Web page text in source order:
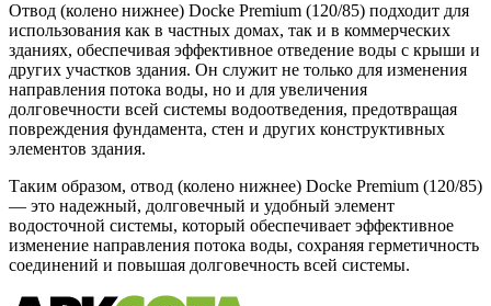
Отвод (колено нижнее) Docke Premium (120/85) подходит для
использования как в частных домах, так и в коммерческих
зданиях, обеспечивая эффективное отведение воды с крыши и
других участков здания. Он служит не только для изменения
направления потока воды, но и для увеличения
долговечности всей системы водоотведения, предотвращая
повреждения фундамента, стен и других конструктивных
элементов здания.
Таким образом, отвод (колено нижнее) Docke Premium (120/85)
— это надежный, долговечный и удобный элемент
водосточной системы, который обеспечивает эффективное
изменение направления потока воды, сохраняя герметичность
соединений и повышая долговечность всей системы.